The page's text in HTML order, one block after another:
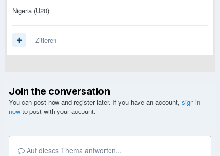
Nigeria (U20)
Zitieren
Join the conversation
You can post now and register later. If you have an account, sign in
now to post with your account.
Auf dieses Thema antworten...